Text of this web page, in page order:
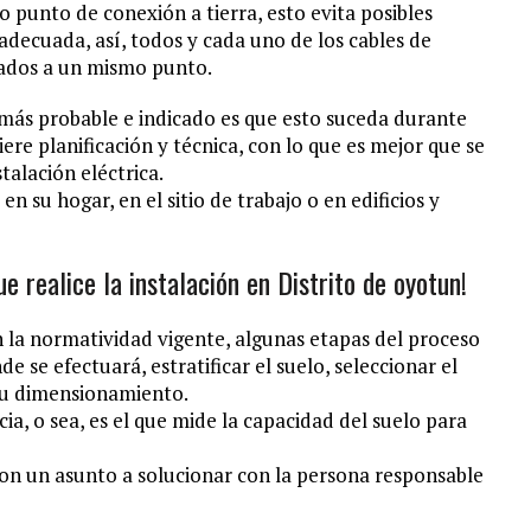
punto de conexión a tierra, esto evita posibles
así, todos y cada uno de los cables de
a un mismo punto.
probable e indicado es que esto suceda durante
planificación y técnica, con lo que es mejor que se
eléctrica.
su hogar, en el sitio de trabajo o en edificios y
realice la instalación en Distrito de oyotun!
normatividad vigente, algunas etapas del proceso
se efectuará, estratificar el suelo, seleccionar el
dimensionamiento.
o sea, es el que mide la capacidad del suelo para
un asunto a solucionar con la persona responsable